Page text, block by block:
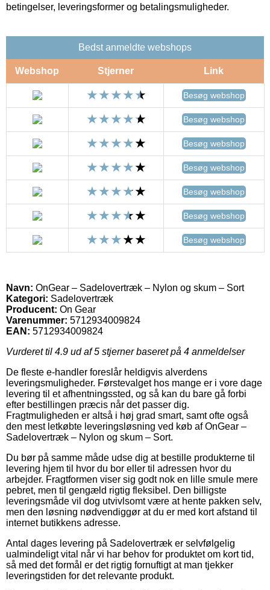
betingelser, leveringsformer og betalingsmuligheder.
Bedst anmeldte webshops
Webshop Stjerner Link
Besøg webshop
Besøg webshop
Besøg webshop
Besøg webshop
Besøg webshop
Besøg webshop
Besøg webshop
Navn: OnGear – Sadelovertræk – Nylon og skum – Sort
Kategori: Sadelovertræk
Producent: On Gear
Varenummer: 5712934009824
EAN: 5712934009824
Vurderet til 4.9 ud af 5 stjerner baseret på 4 anmeldelser
De fleste e-handler foreslår heldigvis alverdens
leveringsmuligheder. Førstevalget hos mange er i vore dage
levering til et afhentningssted, og så kan du bare gå forbi
efter bestillingen præcis når det passer dig.
Fragtmuligheden er altså i høj grad smart, samt ofte også
den mest letkøbte leveringsløsning ved køb af OnGear –
Sadelovertræk – Nylon og skum – Sort.
Du bør på samme måde udse dig at bestille produkterne til
levering hjem til hvor du bor eller til adressen hvor du
arbejder. Fragtformen viser sig godt nok en lille smule mere
pebret, men til gengæld rigtig fleksibel. Den billigste
leveringsmåde vil dog utvivlsomt være at hente pakken selv,
men den løsning nødvendiggør at du er med kort afstand til
internet butikkens adresse.
Antal dages levering på Sadelovertræk er selvfølgelig
ualmindeligt vital når vi har behov for produktet om kort tid,
så med det formål er det rigtig fornuftigt at man tjekker
leveringstiden for det relevante produkt.